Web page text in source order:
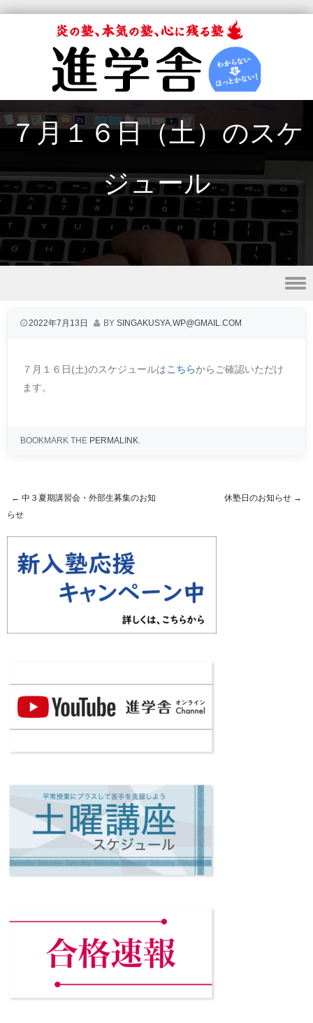
７月１６日（土）のスケ
ジュール
2022年7月13日 BY SINGAKUSYA.WP@GMAIL.COM
７月１６日(土)のスケジュールはこちらからご確認いただけ
ます。
BOOKMARK THE PERMALINK.
Post navigation
← 中３夏期講習会・外部生募集のお知
らせ
休塾日のお知らせ →